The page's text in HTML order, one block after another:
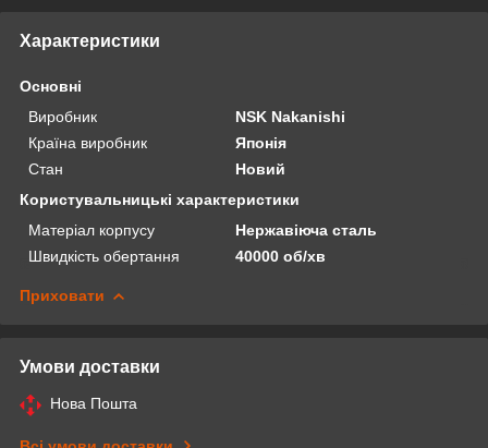
Характеристики
Основні
Виробник
NSK Nakanishi
Країна виробник
Японія
Стан
Новий
Користувальницькі характеристики
Матеріал корпусу
Нержавіюча сталь
Швидкість обертання
40000 об/хв
Приховати
Умови доставки
Нова Пошта